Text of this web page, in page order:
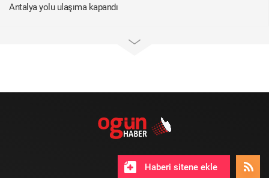
Antalya yolu ulaşıma kapandı
Haberi sitene ekle